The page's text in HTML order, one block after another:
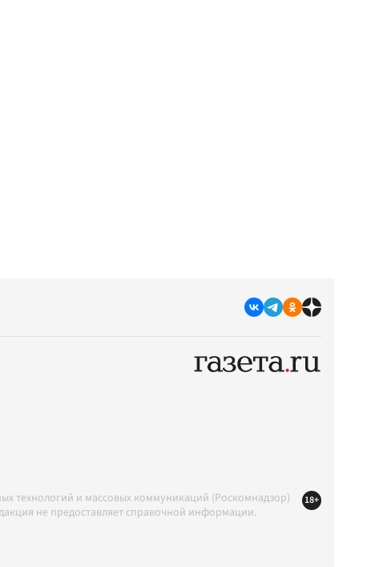
технологий и массовых коммуникаций (Роскомнадзор)
не предоставляет справочной информации.
18+